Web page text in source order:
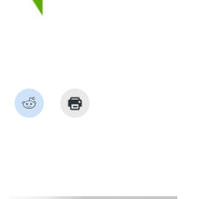
Reddit
üzerinde